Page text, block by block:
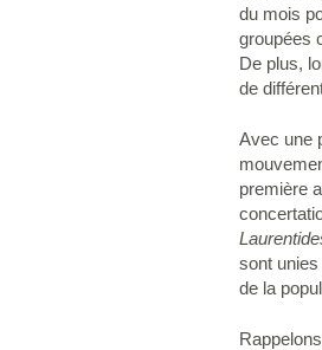
du mois
groupées
De plus,
de
Avec une
première
sont
de la